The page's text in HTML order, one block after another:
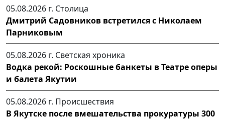
05.08.2026 г. Столица
Дмитрий Садовников встретился с Николаем
Парниковым
05.08.2026 г. Светская хроника
Водка рекой: Роскошные банкеты в Театре оперы
и балета Якутии
05.08.2026 г. Происшествия
В Якутске после вмешательства прокуратуры 300